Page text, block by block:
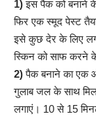
1)इस पैक को बनाने
फिर एक स्मूद पेस्ट
इसे कुछ देर के लिए
स्किन को साफ करने के
2)पैक बनाने का एक
गुलाब जल के साथ
लगाएं। 10 से 15